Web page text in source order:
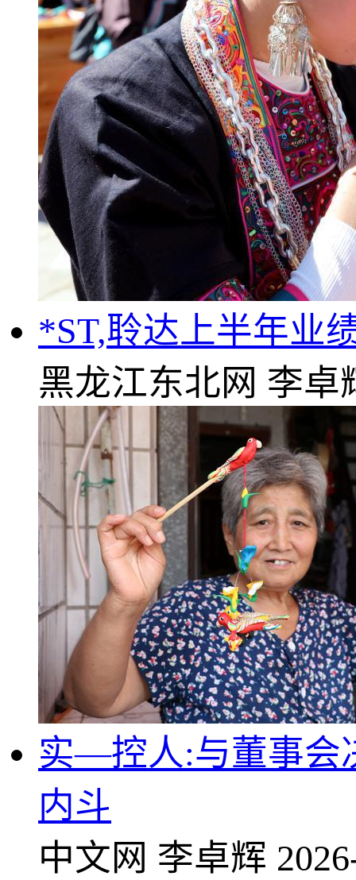
*ST,聆达上半年业
黑龙江东北网 李卓
实—控人:与董事会
内斗
中文网 李卓辉